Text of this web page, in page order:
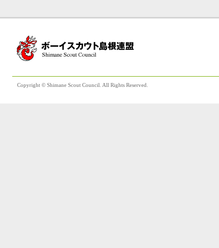
Copyright © Shimane Scout Council. All Rights Reserved.